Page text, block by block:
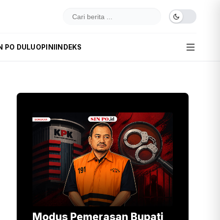
PO DULUOPINI INDEKS
Modus Pemerasan Bupati